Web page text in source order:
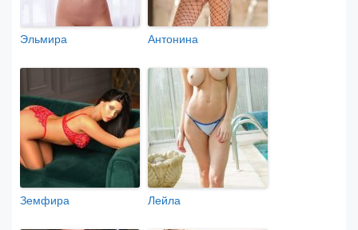
Эльмира Антонина
Земфира Лейла